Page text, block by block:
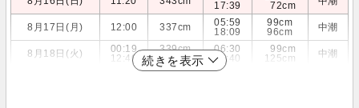
17:39
72cm
8月17日(月) 12:00 337cm
05:59
18:09
99cm
96cm
中潮
8月18日(火)
00:19
12:40
339cm
324cm
06:30
18:40
99cm
125cm
中潮
続きを表示